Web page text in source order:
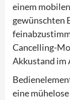
einem
gewünschten
Cancelling-
Akkustand im
eine